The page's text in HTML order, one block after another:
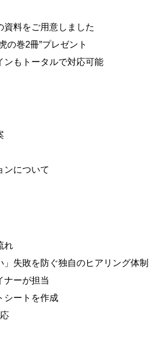
資料をご用意しました
の巻2冊”プレゼント
ンもトータルで対応可能
ンについて
れ
」失敗を防ぐ独自のヒアリング体制
ナーが担当
シートを作成